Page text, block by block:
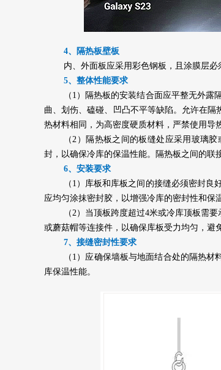
4、隔热板壁板
内、外面板应采用彩色钢板，且涂膜层
5、整体性能要求
（1）隔热板的安装结合面应平整无外
曲、划伤、磕碰、凹凸不平等缺陷。允许在
热材料相同，为高密度硬质材料，严禁使用导
（2）隔热板之间的板缝处应采用玻璃
封，以确保冷库的保温性能。隔热板之间的联
6、安装要求
（1）库板和库板之间的接缝必须密封
应均匀涂抹密封胶，以增强冷库的密封性和保
（2）当顶板跨度超过4米或冷库顶板需
或蘑菇帽等连接件，以确保库板受力均匀，避
7、接缝密封性要求
（1）应确保墙板与地面结合处的隔热
库保温性能。